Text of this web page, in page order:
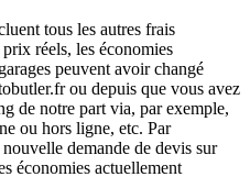
tous les autres frais
réels, les économies
peuvent avoir changé
ou depuis que vous avez
de notre part via, par exemple,
ou hors ligne, etc. Par
demande de devis sur
économies actuellement